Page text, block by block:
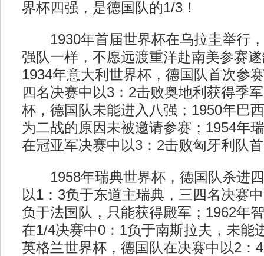
界杯四强，是德国队的1/3！
1930年首届世界杯在乌拉圭举行，
强队一样，不愿远渡重洋赴南美参赛
1934年意大利世界杯，德国队首次参
四名决赛中以3：2击败奥地利获得季
杯，德国队未能进入八强；1950年巴
为二战的原因未被邀请参赛；1954年
在冠亚军决赛中以3：2击败匈牙利队
1958年瑞典世界杯，德国队杀进四
以1：3负于东道主瑞典，三四名决赛
负于法国队，只能获得殿军；1962年
在1/4决赛中0：1负于南斯拉夫，未能
英格兰世界杯，德国队在决赛中以2：